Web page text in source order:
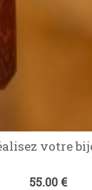
votre
55.00 €